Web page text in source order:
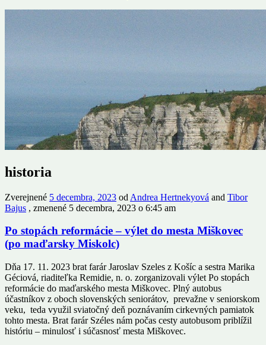
historia
Zverejnené 5 decembra, 2023 od Andrea Hertnekyová and Tibor
Bajus , zmenené 5 decembra, 2023 o 6:45 am
Po stopách reformácie – výlet do mesta Miškovec
(po maďarsky Miskolc)
Dňa 17. 11. 2023 brat farár Jaroslav Szeles z Košíc a sestra Marika
Géciová, riaditeľka Remidie, n. o. zorganizovali výlet Po stopách
reformácie do maďarského mesta Miškovec. Plný autobus
účastníkov z oboch slovenských seniorátov, prevažne v seniorskom
veku, teda využil sviatočný deň poznávaním cirkevných pamiatok
tohto mesta. Brat farár Széles nám počas cesty autobusom priblížil
históriu – minulosť i súčasnosť mesta Miškovec.